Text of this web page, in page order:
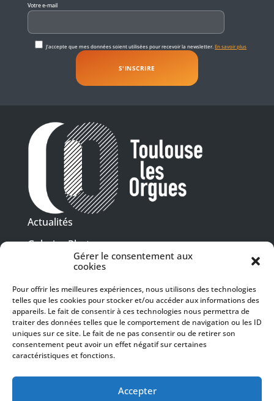
Gérer le consentement aux
cookies
Pour offrir les meilleures expériences, nous utilisons des technologies
telles que les cookies pour stocker et/ou accéder aux informations des
appareils. Le fait de consentir à ces technologies nous permettra de
traiter des données telles que le comportement de navigation ou les ID
uniques sur ce site. Le fait de ne pas consentir ou de retirer son
consentement peut avoir un effet négatif sur certaines
caractéristiques et fonctions.
Accepter
Votre e-mail
J'accepte que mes données soient utilisées pour recevoir la newsletter.En savoir plus
Actualités
Galeries Photos
Vidéothèque
Presse
Programme PDF
Billetterie
Recrutement
Mentions légales
SUIVEZ-NOUS